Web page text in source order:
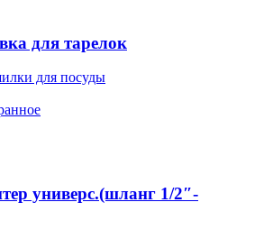
для тарелок
для посуды
универс.(шланг 1/2″-